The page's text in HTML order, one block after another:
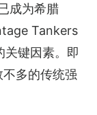
成为希腊
Tankers
关键因素。即
多的传统强